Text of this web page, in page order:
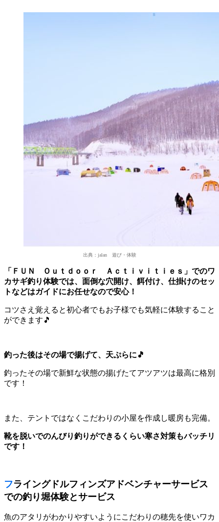
出典：jalan 遊び・体験
「ＦＵＮ Ｏｕｔｄｏｏｒ Ａｃｔｉｖｉｔｉｅｓ」でのワ
カサギ釣り体験では、面倒な穴開け、餌付け、仕掛けのセッ
トなどはガイドにお任せなので安心！
コツさえ覚えると初心者でもお子様でも気軽に体験すること
ができます🎵
釣った後はその場で揚げて、天ぷらに🎵
釣ったその場で新鮮な状態の揚げたてアツアツは最高に格別
です！
また、テントではなくこだわりの小屋を作成し暖房も完備。
靴を脱いでのんびり釣りができるくらい寒さ対策もバッチリ
です！
フライングドルフィンズアドベンチャーサービス
での釣り堀体験とサービス
魚のアタリがわかりやすいようにこだわりの穂先を使いワカ